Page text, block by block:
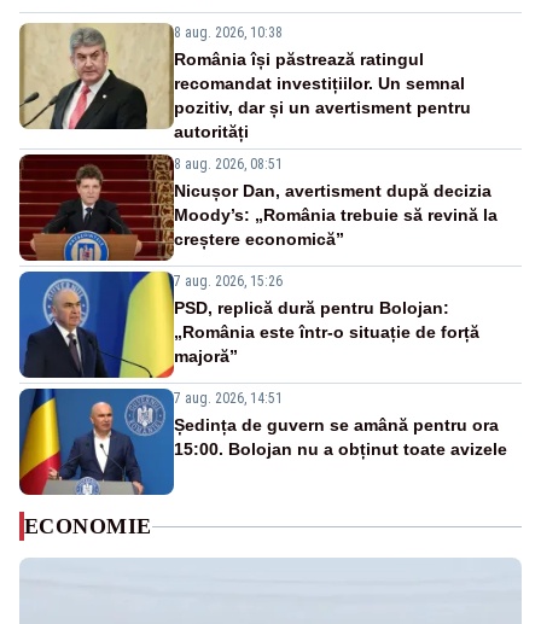
8 aug. 2026, 10:38
România își păstrează ratingul
recomandat investițiilor. Un semnal
pozitiv, dar și un avertisment pentru
autorități
8 aug. 2026, 08:51
Nicușor Dan, avertisment după decizia
Moody’s: „România trebuie să revină la
creștere economică”
7 aug. 2026, 15:26
PSD, replică dură pentru Bolojan:
„România este într-o situație de forță
majoră”
7 aug. 2026, 14:51
Ședința de guvern se amână pentru ora
15:00. Bolojan nu a obținut toate avizele
ECONOMIE